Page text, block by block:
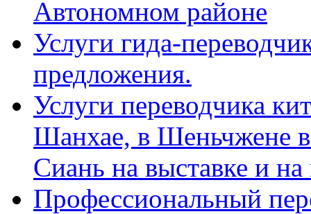
Автономном районе
Услуги гида-
предложения.
Услуги переводчика
Шанхае, в Шеньчжене
Сиань на выставке и
Профессиональный